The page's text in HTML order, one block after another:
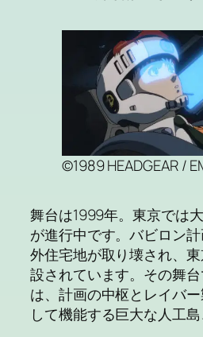
©1989 HEADGEAR /
舞台は1999年。東京では
が進行中です。バビロン
外住宅地が取り壊され、
設されています。その舞
は、計画の中枢とレイバ
して機能する巨大な人工島